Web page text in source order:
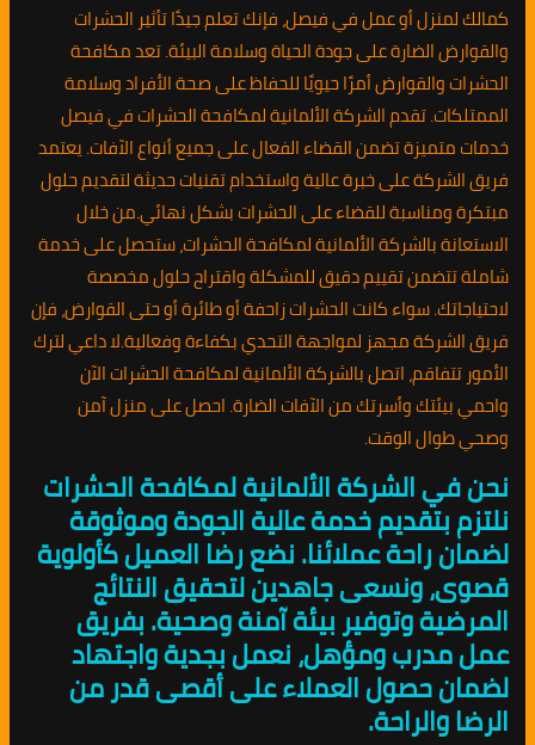
كمالك لمنزل أو عمل في فيصل، فإنك تعلم جيدًا تأثير الحشرات
والقوارض الضارة على جودة الحياة وسلامة البيئة. تعد مكافحة
الحشرات والقوارض أمرًا حيويًا للحفاظ على صحة الأفراد وسلامة
الممتلكات. تقدم الشركة الألمانية لمكافحة الحشرات في فيصل
خدمات متميزة تضمن القضاء الفعال على جميع أنواع الآفات. يعتمد
فريق الشركة على خبرة عالية واستخدام تقنيات حديثة لتقديم حلول
مبتكرة ومناسبة للقضاء على الحشرات بشكل نهائي.من خلال
الاستعانة بالشركة الألمانية لمكافحة الحشرات، ستحصل على خدمة
شاملة تتضمن تقييم دقيق للمشكلة واقتراح حلول مخصصة
لاحتياجاتك. سواء كانت الحشرات زاحفة أو طائرة أو حتى القوارض، فإن
فريق الشركة مجهز لمواجهة التحدي بكفاءة وفعالية.لا داعي لترك
الأمور تتفاقم، اتصل بالشركة الألمانية لمكافحة الحشرات الآن
واحمي بيئتك وأسرتك من الآفات الضارة. احصل على منزل آمن
وصحي طوال الوقت.
نحن في الشركة الألمانية لمكافحة الحشرات
نلتزم بتقديم خدمة عالية الجودة وموثوقة
لضمان راحة عملائنا. نضع رضا العميل كأولوية
قصوى، ونسعى جاهدين لتحقيق النتائج
المرضية وتوفير بيئة آمنة وصحية. بفريق
عمل مدرب ومؤهل، نعمل بجدية واجتهاد
لضمان حصول العملاء على أقصى قدر من
الرضا والراحة.